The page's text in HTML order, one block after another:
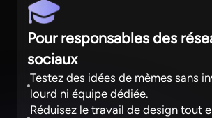
Pour responsables des
sociaux
Testez des idées de mèmes sans
lourd ni équipe dédiée.
Réduisez le travail de design tout